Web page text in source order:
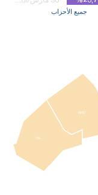
جميع الأحزاب
İSL
NRD